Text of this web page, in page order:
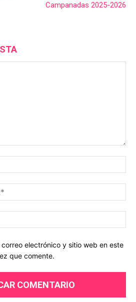
Campanadas 2025-2026
electrónico y sitio web en este
que comente.